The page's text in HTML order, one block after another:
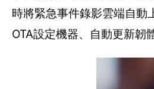
時將緊急事件錄影雲端自動
OTA設定機器、自動更新韌